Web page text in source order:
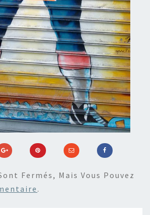
Fermés, Mais Vous Pouvez
.